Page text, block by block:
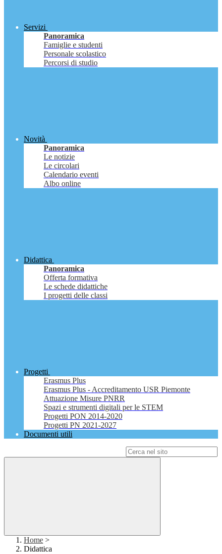
Servizi
Panoramica
Famiglie e studenti
Personale scolastico
Percorsi di studio
Novità
Panoramica
Le notizie
Le circolari
Calendario eventi
Albo online
Didattica
Panoramica
Offerta formativa
Le schede didattiche
I progetti delle classi
Progetti
Erasmus Plus
Erasmus Plus - Accreditamento USR Piemonte
Attuazione Misure PNRR
Spazi e strumenti digitali per le STEM
Progetti PON 2014-2020
Progetti PN 2021-2027
Documenti utili
Home >
Didattica